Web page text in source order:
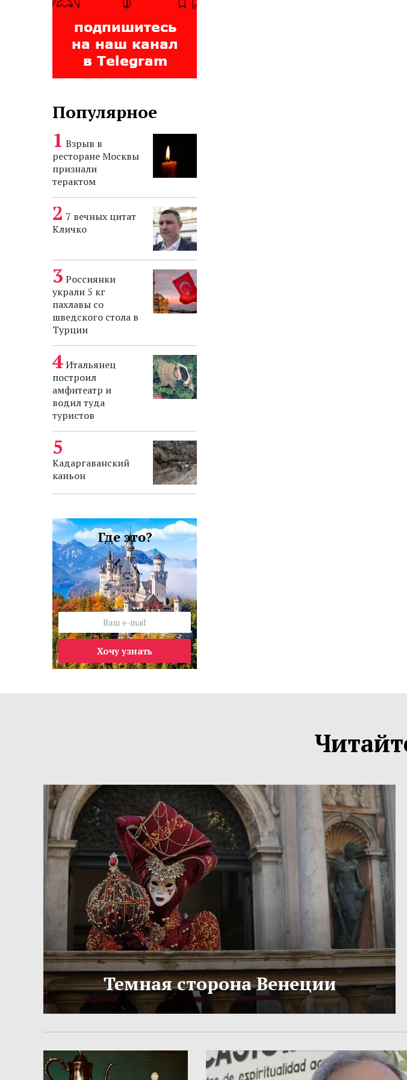
Популярное
Взрыв в
ресторане Москвы
признали
терактом
7 вечных цитат
Кличко
Россиянки
украли 5 кг
пахлавы со
шведского стола в
Турции
Итальянец
построил
амфитеатр и
водил туда
туристов
Кадаргаванский
каньон
Где это?
Хочу узнать
Темная сторона Венеции